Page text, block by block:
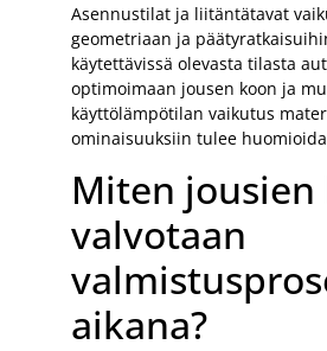
Asennustilat ja liitäntätavat
geometriaan ja
käytettävissä olevasta tilasta
optimoimaan jousen koon ja
käyttölämpötilan vaikutus
ominaisuuksiin tulee
Miten jousien
valvotaan
aikana?